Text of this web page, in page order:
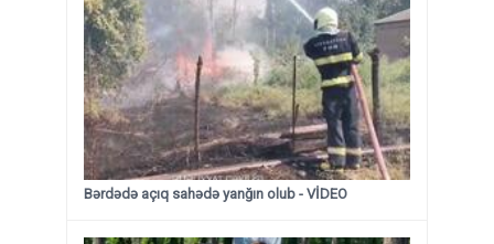
Bərdədə açıq sahədə yanğın olub - VİDEO